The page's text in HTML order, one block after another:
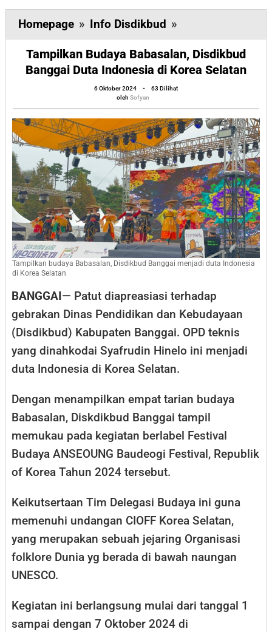
Homepage » Info Disdikbud »
Budaya
Babasalan,
Disdikbud
Duta
Indonesia
di
Korea
Selatan
Tampilkan Budaya Babasalan, Disdikbud
Banggai Duta Indonesia di Korea Selatan
6 Oktober 2024
oleh
Sofyan
-
63 Dilihat
oleh Sofyan
Tampilkan budaya Babasalan, Disdikbud Banggai menjadi duta Indonesia
di Korea Selatan
BANGGAI— Patut diapreasiasi terhadap
gebrakan Dinas Pendidikan dan Kebudayaan
(Disdikbud) Kabupaten Banggai. OPD teknis
yang dinahkodai Syafrudin Hinelo ini menjadi
duta Indonesia di Korea Selatan.
Dengan menampilkan empat tarian budaya
Babasalan, Diskdikbud Banggai tampil
memukau pada kegiatan berlabel Festival
Budaya ANSEOUNG Baudeogi Festival, Republik
of Korea Tahun 2024 tersebut.
Keikutsertaan Tim Delegasi Budaya ini guna
memenuhi undangan CIOFF Korea Selatan,
yang merupakan sebuah jejaring Organisasi
folklore Dunia yg berada di bawah naungan
UNESCO.
Kegiatan ini berlangsung mulai dari tanggal 1
sampai dengan 7 Oktober 2024 di